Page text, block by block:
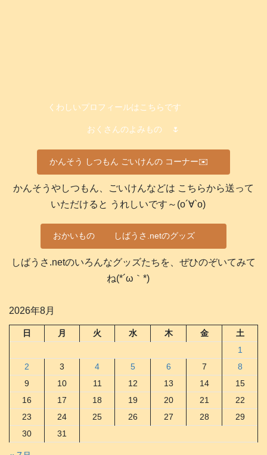
くわしいプロフィールはこちらです
おくさんのよみもの 🌷
かんそう しつもん ごいけんの コーナー✉️
かんそうやしつもん、ごいけんなどは こちらから送って
いただけると うれしいです～(о´∀`о)
おかいもの しばうさ.netのグッズ
しばうさ.netのいろんなグッズたちを、ぜひのぞいてみて
ね(*´ω｀*)
2026年8月
日 月 火 水 木 金
土
1
2
3 4 5 6 7
8
9
10 11 12 13 14
15
16
17 18 19 20 21
22
23
24 25 26 27 28
29
30
31